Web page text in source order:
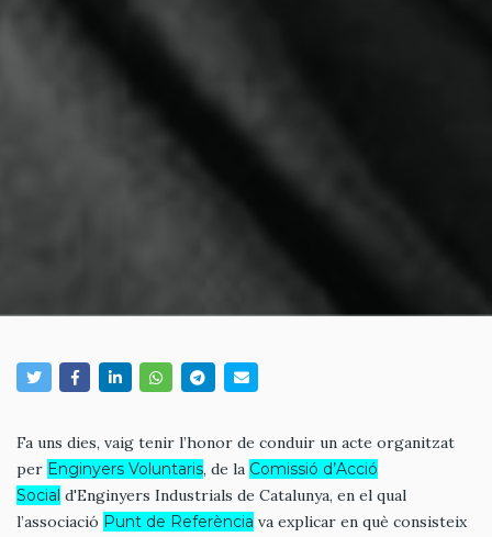
Fa uns dies, vaig tenir l’honor de conduir un acte organitzat
per Enginyers Voluntaris, de la Comissió d’Acció
Social d'Enginyers Industrials de Catalunya, en el qual
l’associació Punt de Referència va explicar en què consisteix